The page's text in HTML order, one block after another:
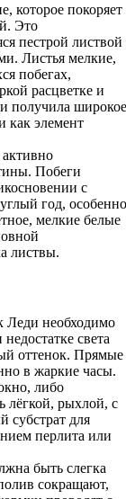
которое покоряет
Это
пестрой листвой
Листья мелкие,
побегах,
расцветке и
получила широкое
как элемент
Побеги
с
год, особенно
мелкие белые
листвы.
Леди необходимо
света
оттенок. Прямые
в жаркие часы.
либо
лёгкой, рыхлой, с
субстрат для
перлита или
быть слегка
сокращают,